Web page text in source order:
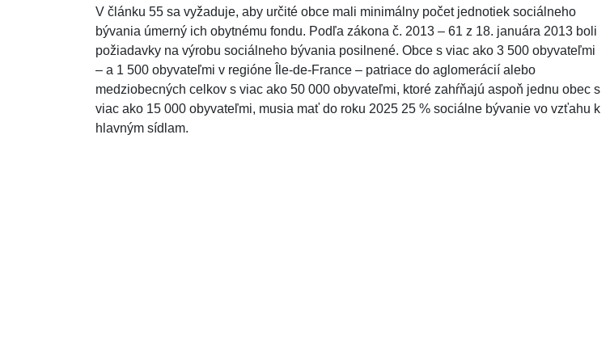
V článku 55 sa vyžaduje, aby určité obce mali minimálny počet jednotiek sociálneho
bývania úmerný ich obytnému fondu. Podľa zákona č. 2013 – 61 z 18. januára 2013 boli
požiadavky na výrobu sociálneho bývania posilnené. Obce s viac ako 3 500 obyvateľmi
– a 1 500 obyvateľmi v regióne Île-de-France – patriace do aglomerácií alebo
medziobecných celkov s viac ako 50 000 obyvateľmi, ktoré zahŕňajú aspoň jednu obec s
viac ako 15 000 obyvateľmi, musia mať do roku 2025 25 % sociálne bývanie vo vzťahu k
hlavným sídlam.